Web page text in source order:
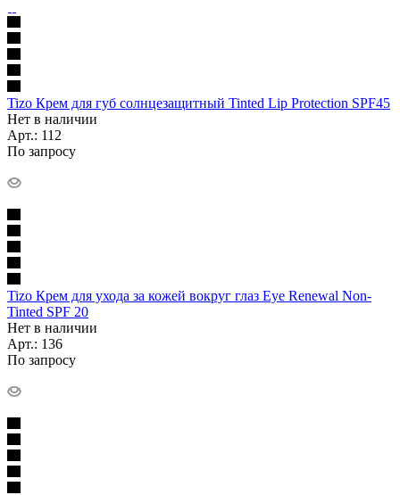
Tizo Крем для губ солнцезащитный Tinted Lip Protection SPF45
Нет в наличии
Арт.: 112
По запросу
Tizo Крем для ухода за кожей вокруг глаз Eye Renewal Non-
Tinted SPF 20
Нет в наличии
Арт.: 136
По запросу